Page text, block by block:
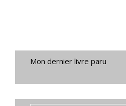
Mon dernier livre paru